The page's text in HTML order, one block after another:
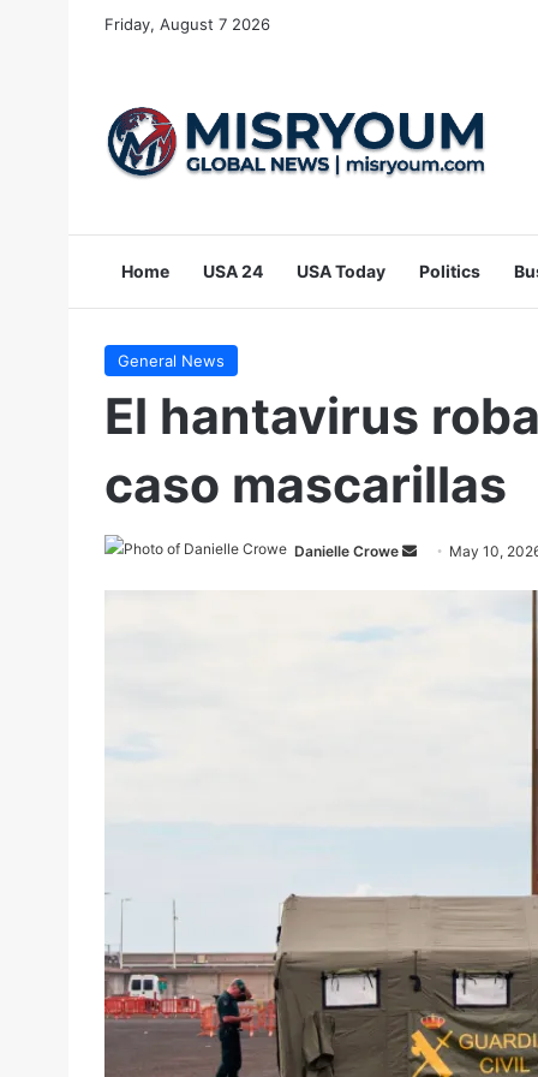
Friday, August 7 2026
Home USA 24 USA Today Politics
General News
El hantavirus
caso mascarillas
Danielle Crowe
Send May 10,